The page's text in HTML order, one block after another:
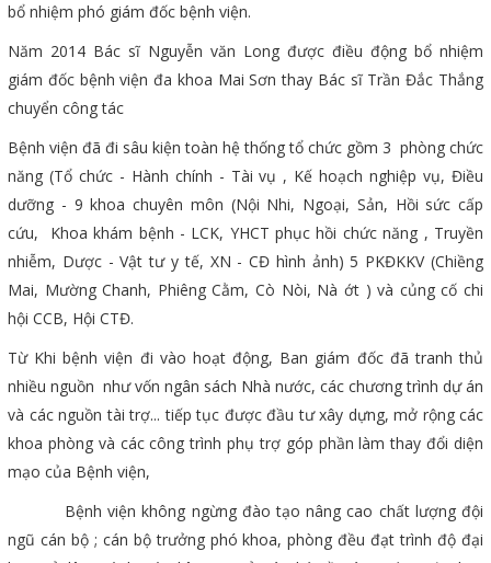
bổ nhiệm phó giám đốc bệnh viện.
Năm 2014 Bác sĩ Nguyễn văn Long được điều động bổ nhiệm
giám đốc bệnh viện đa khoa Mai Sơn thay Bác sĩ Trần Đắc Thắng
chuyển công tác
Bệnh viện đã đi sâu kiện toàn hệ thống tổ chức gồm 3 phòng chức
năng (Tổ chức - Hành chính - Tài vụ , Kế hoạch nghiệp vụ, Điều
dưỡng - 9 khoa chuyên môn (Nội Nhi, Ngoại, Sản, Hồi sức cấp
cứu, Khoa khám bệnh - LCK, YHCT phục hồi chức năng , Truyền
nhiễm, Dược - Vật tư y tế, XN - CĐ hình ảnh) 5 PKĐKKV (Chiềng
Mai, Mường Chanh, Phiêng Cằm, Cò Nòi, Nà ớt ) và củng cố chi
hội CCB, Hội CTĐ.
Từ Khi bệnh viện đi vào hoạt động, Ban giám đốc đã tranh thủ
nhiều nguồn như vốn ngân sách Nhà nước, các chương trình dự án
và các nguồn tài trợ... tiếp tục được đầu tư xây dựng, mở rộng các
khoa phòng và các công trình phụ trợ góp phần làm thay đổi diện
mạo của Bệnh viện,
Bệnh viện không ngừng đào tạo nâng cao chất lượng đội
ngũ cán bộ ; cán bộ trưởng phó khoa, phòng đều đạt trình độ đại